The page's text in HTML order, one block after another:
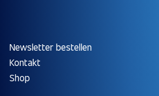
Newsletter bestellen
Kontakt
Shop